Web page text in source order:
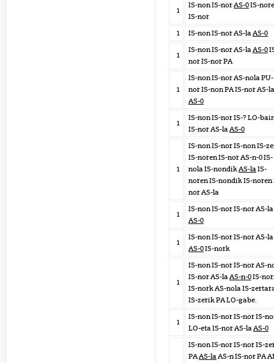
1
IS-non IS-norAS-0IS-
IS-nor
1
IS-non IS-nor AS-laAS-0
1
IS-non IS-nor AS-laAS-0
nor IS-nor PA
1
IS-non IS-nor AS-nola
nor IS-non PA IS-nor AS-la
AS-0
1
IS-non IS-nor IS-? LO-
IS-nor AS-laAS-0
1
IS-non IS-nor IS-non IS-
IS-noren IS-nor AS-n-0 IS-
nola IS-nondikAS-laIS-
noren IS-nondik IS-noren
nor AS-la
1
IS-non IS-nor IS-nor AS-la
AS-0
1
IS-non IS-nor IS-nor AS-la
AS-0IS-nork
1
IS-non IS-nor IS-nor AS-
IS-nor AS-laAS-n-0IS-
IS-nork AS-nola IS-
IS-zerik PA LO-gabe.
1
IS-non IS-nor IS-nor IS-
LO-eta IS-nor AS-laAS-0
IS-non IS-nor IS-nor IS-
PAAS-laAS-n IS-nor PA